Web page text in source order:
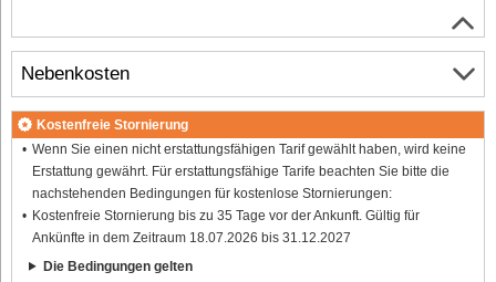
Nebenkosten
Kostenfreie Stornierung
Wenn Sie einen nicht erstattungsfähigen Tarif gewählt haben, wird keine
Erstattung gewährt. Für erstattungsfähige Tarife beachten Sie bitte die
nachstehenden Bedingungen für kostenlose Stornierungen:
Kostenfreie Stornierung bis zu 35 Tage vor der Ankunft. Gültig für
Ankünfte in dem Zeitraum 18.07.2026 bis 31.12.2027
Die Bedingungen gelten